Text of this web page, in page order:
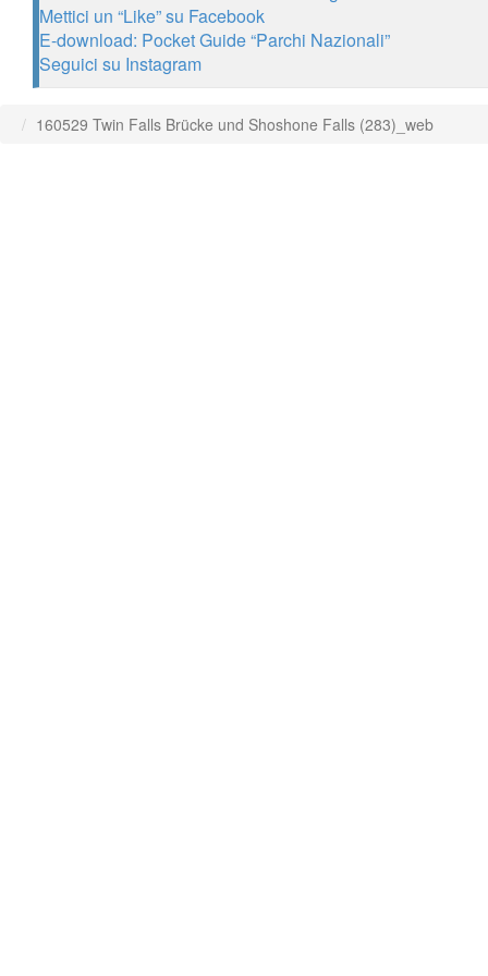
Mettici un “Like” su Facebook
E-download: Pocket Guide “Parchi Nazionali”
Seguici su Instagram
160529 Twin Falls Brücke und Shoshone Falls (283)_web